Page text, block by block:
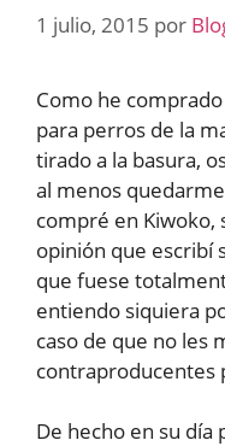
1 julio, 2015 por
Como he
para perros de la
tirado a la basura,
al menos
compré en Kiwoko,
opinión que escribí
que fuese
entiendo siquiera
caso de que no les
contraproducentes
De hecho en su